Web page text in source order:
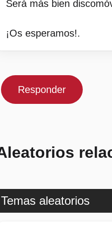
Será más bien
¡Os esperamos!.
Responder
Temas aleatorios